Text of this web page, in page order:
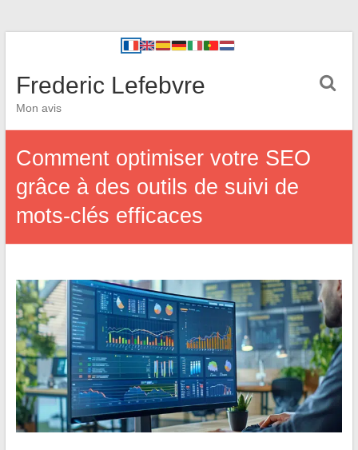
Frederic Lefebvre
Mon avis
Comment optimiser votre SEO
grâce à des outils de suivi de
mots-clés efficaces